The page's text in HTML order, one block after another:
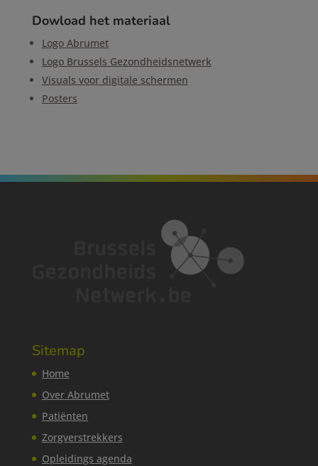
Dowload het materiaal
Logo Abrumet
Logo Brussels Gezondheidsnetwerk
Visuals voor digitale schermen
Posters
Sitemap
Home
Over Abrumet
Patiënten
Zorgverstrekkers
Opleidings agenda